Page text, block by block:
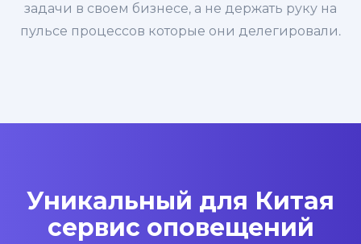
задачи в своем бизнесе, а не держать руку на
пульсе процессов которые они делегировали.
Уникальный для Китая
сервис оповещений